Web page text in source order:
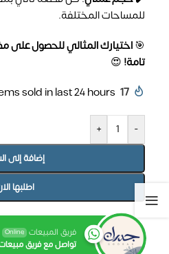
للمساحات المختلفة.
🎯اختيارك المثالي للحصول
تامة! 😍
17
sold in last 24 hours
-
+
إضافة إلى
اطلبها
فريق المبيعات Online
تواصل مع فريق